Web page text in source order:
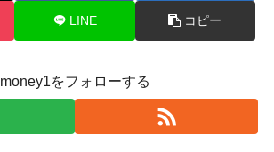
LINE コピー
money1をフォローする